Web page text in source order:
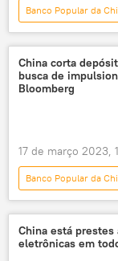
Banco Popular da
Economia
China
Banco Central da
China corta
busca de
Bloomberg
17 de março 2023,
Banco Popular da
China
yuan
política fiscal
China está prestes
eletrônicas em